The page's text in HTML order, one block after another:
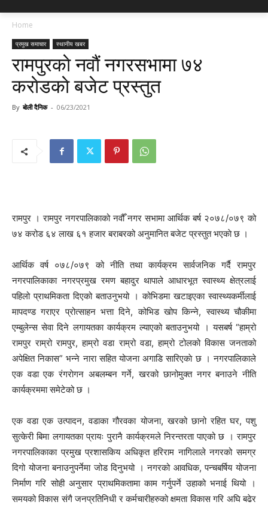
Home
प्रमुख समाचार स्थानीय खबर
रामपुरकाे नवाैं नगरसभामा ७४
कराेडकाे बजेट प्रस्तुत
By बोली दैनिक - 06/23/2021
रामपुर । रामपुर नगरपालिकाको नवौँ नगर सभामा आर्थिक बर्ष २०७८/०७९ को
७४ करोड ६४ लाख ६१ हजार बराबरको अनुमानित बजेट प्रस्तुत भएकाे छ ।
आर्थिक वर्ष ०७८/०७९ को नीति तथा कार्यक्रम सार्वजनिक गर्दै रामपुर
नगरपालिकाका नगरप्रमुख रमण बहादुर थापाले आधारभूत स्वास्थ्य क्षेत्रलाई
पहिलो प्राथमिकता दिएको बताउनुभयो । कोभिडमा खटाइएका स्वास्थ्यकर्मीलाई
मापदण्ड गराएर प्रोत्साहन भत्ता दिने, कोभिड खोप किन्ने, स्वास्थ्य चौकीमा
एम्बुलेन्स सेवा दिने लगायतका कार्यक्रम ल्याएको बताउनुभयो । यसबर्ष “हाम्रो
रामपुर राम्रो रामपुर, हाम्रो वडा राम्रो वडा, हाम्रो टोलको विकास जनताको
अपेक्षित निकास” भन्ने नारा सहित योजना अगाडि सारिएकाे छ । नगरपालिकाले
एक वडा एक रंगराेगन अबलम्बन गर्ने, खरको छानोमुक्त नगर बनाउने नीति
कार्यक्रममा समेटेको छ ।
एक वडा एक उत्पादन, वडाका गौरवका योजना, खरको छानो रहित घर, पशु
सुत्केरी बिमा लगायतका प्रायः पुरानै कार्यक्रमले निरन्तरता पाएको छ । रामपुर
नगरपालिकाका प्रमुख प्रशासकिय अधिकृत हरिराम नागिलाले नगरको समग्र
दिगो योजना बनाउनुपर्नेमा जोड दिनुभयो । नगरको आवधिक, पन्चबर्षिय योजना
निर्माण गरि सोही अनुसार प्राथमिकतामा काम गर्नुपर्ने उहाको भनाई थियो ।
समयको विकास संगै जनप्रतिनिधी र कर्मचारीहरुको क्षमता विकास गरि अघि बढेर